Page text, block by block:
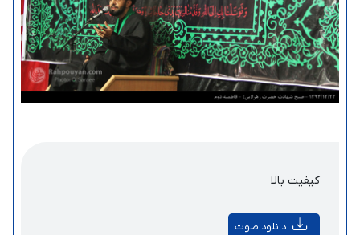
کیفیت بالا
دانلود صوت